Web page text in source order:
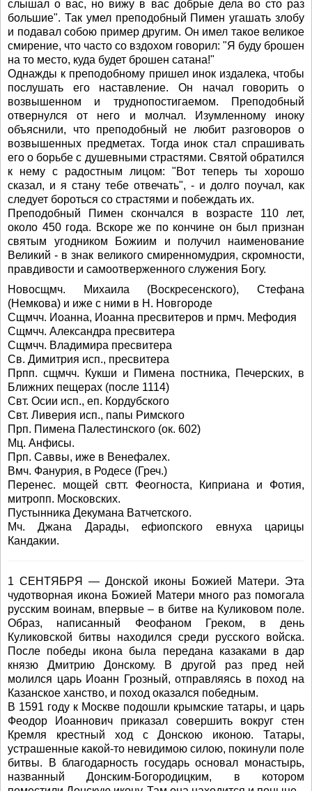
слышал о вас, но вижу в вас добрые дела во сто раз
большие". Так умел преподобный Пимен угашать злобу
и подавал собою пример другим. Он имел такое великое
смирение, что часто со вздохом говорил: "Я буду брошен
на то место, куда будет брошен сатана!"
Однажды к преподобному пришел инок издалека, чтобы
послушать его наставление. Он начал говорить о
возвышенном и труднопостигаемом. Преподобный
отвернулся от него и молчал. Изумленному иноку
объяснили, что преподобный не любит разговоров о
возвышенных предметах. Тогда инок стал спрашивать
его о борьбе с душевными страстями. Святой обратился
к нему с радостным лицом: "Вот теперь ты хорошо
сказал, и я стану тебе отвечать", - и долго поучал, как
следует бороться со страстями и побеждать их.
Преподобный Пимен скончался в возрасте 110 лет,
около 450 года. Вскоре же по кончине он был признан
святым угодником Божиим и получил наименование
Великий - в знак великого смиренномудрия, скромности,
правдивости и самоотверженного служения Богу.
Новосщмч. Михаила (Воскресенского), Стефана
(Немкова) и иже с ними в Н. Новгороде
Сщмчч. Иоанна, Иоанна пресвитеров и прмч. Мефодия
Сщмчч. Александра пресвитера
Сщмчч. Владимира пресвитера
Св. Димитрия исп., пресвитера
Прпп. сщмчч. Кукши и Пимена постника, Печерских, в
Ближних пещерах (после 1114)
Свт. Осии исп., еп. Кордубского
Свт. Ливерия исп., папы Римского
Прп. Пимена Палестинского (ок. 602)
Мц. Анфисы.
Прп. Саввы, иже в Венефалех.
Вмч. Фанурия, в Родесе (Греч.)
Перенес. мощей свтт. Феогноста, Киприана и Фотия,
митропп. Московских.
Пустынника Декумана Ватчетского.
Мч. Джана Дарады, ефиопского евнуха царицы
Кандакии.
1 СЕНТЯБРЯ — Донской иконы Божией Матери. Эта
чудотворная икона Божией Матери много раз помогала
русским воинам, впервые – в битве на Куликовом поле.
Образ, написанный Феофаном Греком, в день
Куликовской битвы находился среди русского войска.
После победы икона была передана казаками в дар
князю Дмитрию Донскому. В другой раз пред ней
молился царь Иоанн Грозный, отправляясь в поход на
Казанское ханство, и поход оказался победным.
В 1591 году к Москве подошли крымские татары, и царь
Феодор Иоаннович приказал совершить вокруг стен
Кремля крестный ход с Донскою иконою. Татары,
устрашенные какой-то невидимою силою, покинули поле
битвы. В благодарность государь основал монастырь,
названный Донским-Богородицким, в котором